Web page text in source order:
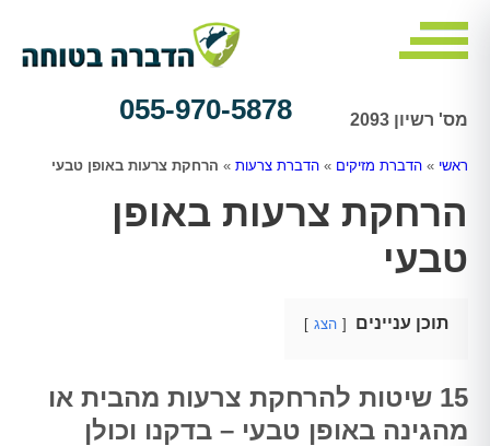
מס' רשיון 2093 055-970-5878
ראשי » הדברת מזיקים » הדברת צרעות » הרחקת צרעות באופן טבעי
הרחקת צרעות באופן
טבעי
תוכן עניינים הצג
15 שיטות להרחקת צרעות מהבית או
מהגינה באופן טבעי – בדקנו וכולן